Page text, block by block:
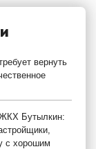
вернуть
ЖКХ Бутылкин:
с хорошим